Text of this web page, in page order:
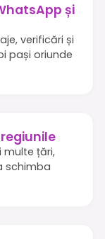
și
verificări și
pași oriunde
multe țări,
schimba